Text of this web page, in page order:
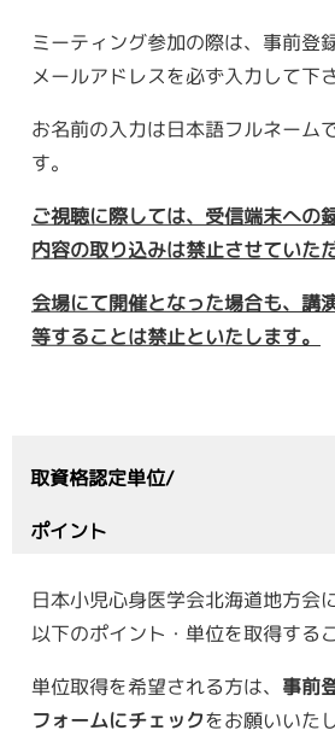
ミーティング参加の際は、事前登
メールアドレスを必ず入力して下さ
お名前の入力は日本語フルネーム
す。
ご視聴に際しては、受信端末への
内容の取り込みは禁止させていた
会場にて開催となった場合も、講
等することは禁止といたします。
取資格認定単位/
ポイント
日本小児心身医学会北海道地方会
以下のポイント・単位を取得する
単位取得を希望される方は、 事前
フォームにチェックをお願いいた